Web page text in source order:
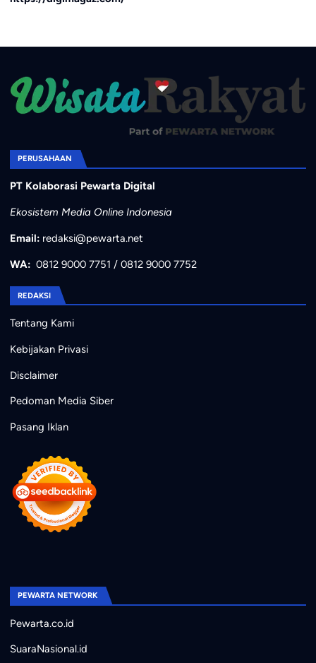
PERUSAHAAN
PT Kolaborasi Pewarta Digital
Ekosistem Media Online Indonesia
Email: redaksi@pewarta.net
WA: 0812 9000 7751 / 0812 9000 7752
REDAKSI
Tentang Kami
Kebijakan Privasi
Disclaimer
Pedoman Media Siber
Pasang Iklan
PEWARTA NETWORK
Pewarta.co.id
SuaraNasional.id